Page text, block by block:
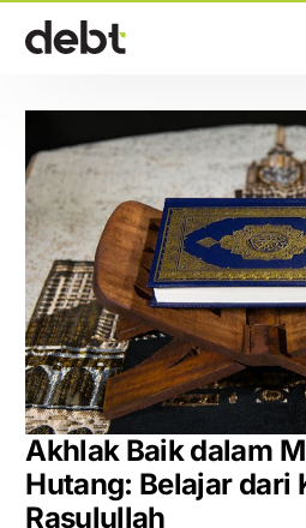
Akhlak Baik dalam
Hutang: Belajar dari
Rasulullah